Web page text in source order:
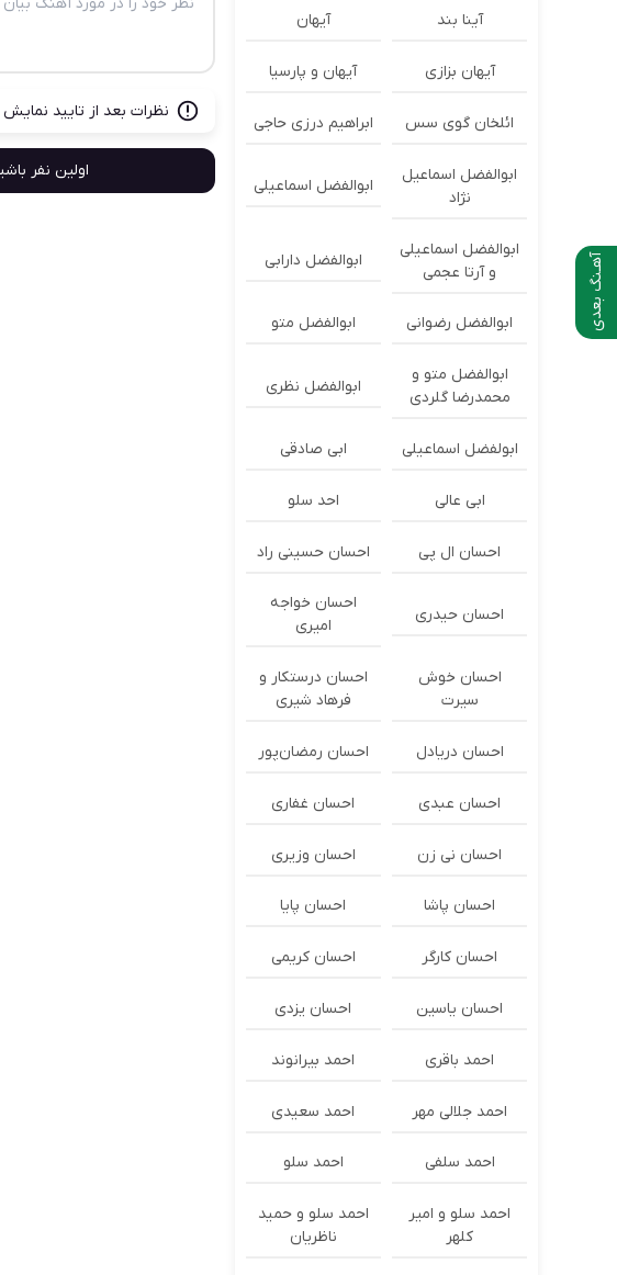
آهـنگ بعدی
نظرات بعد از تایید
اولین نفر
آینا بند آیهان
آیهان بزازی آیهان و پارسیا
ائلخان گوی سس ابراهیم درزی حاجی
ابوالفضل اسماعیل
نژاد
ابوالفضل اسماعیلی
ابوالفضل اسماعیلی
و آرتا عجمی
ابوالفضل دارابی
ابوالفضل رضوانی ابوالفضل متو
ابوالفضل متو و
محمدرضا گلردی
ابوالفضل نظری
ابولفضل اسماعیلی ابی صادقی
ابی عالی احد سلو
احسان ال پی احسان حسینی راد
احسان حیدری
احسان خواجه
امیری
احسان خوش
سیرت
احسان درستكار و
فرهاد شيرى
احسان دریادل احسان رمضان‌پور
احسان عبدی احسان غفاری
احسان نی زن احسان وزیری
احسان پاشا احسان پایا
احسان کارگر احسان کریمی
احسان یاسین احسان یزدی
احمد باقری احمد بیرانوند
احمد جلالی مهر احمد سعیدی
احمد سلفی احمد سلو
احمد سلو و امیر
کلهر
احمد سلو و حمید
ناظریان